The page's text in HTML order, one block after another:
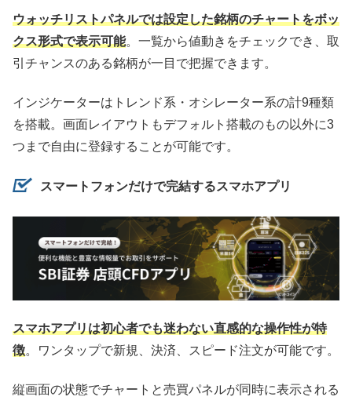
ウォッチリストパネルでは設定した銘柄のチャートをボッ
クス形式で表示可能。一覧から値動きをチェックでき、取
引チャンスのある銘柄が一目で把握できます。
インジケーターはトレンド系・オシレーター系の計9種類
を搭載。画面レイアウトもデフォルト搭載のもの以外に3
つまで自由に登録することが可能です。
スマートフォンだけで完結するスマホアプリ
スマホアプリは初心者でも迷わない直感的な操作性が特
徴。ワンタップで新規、決済、スピード注文が可能です。
縦画面の状態でチャートと売買パネルが同時に表示される